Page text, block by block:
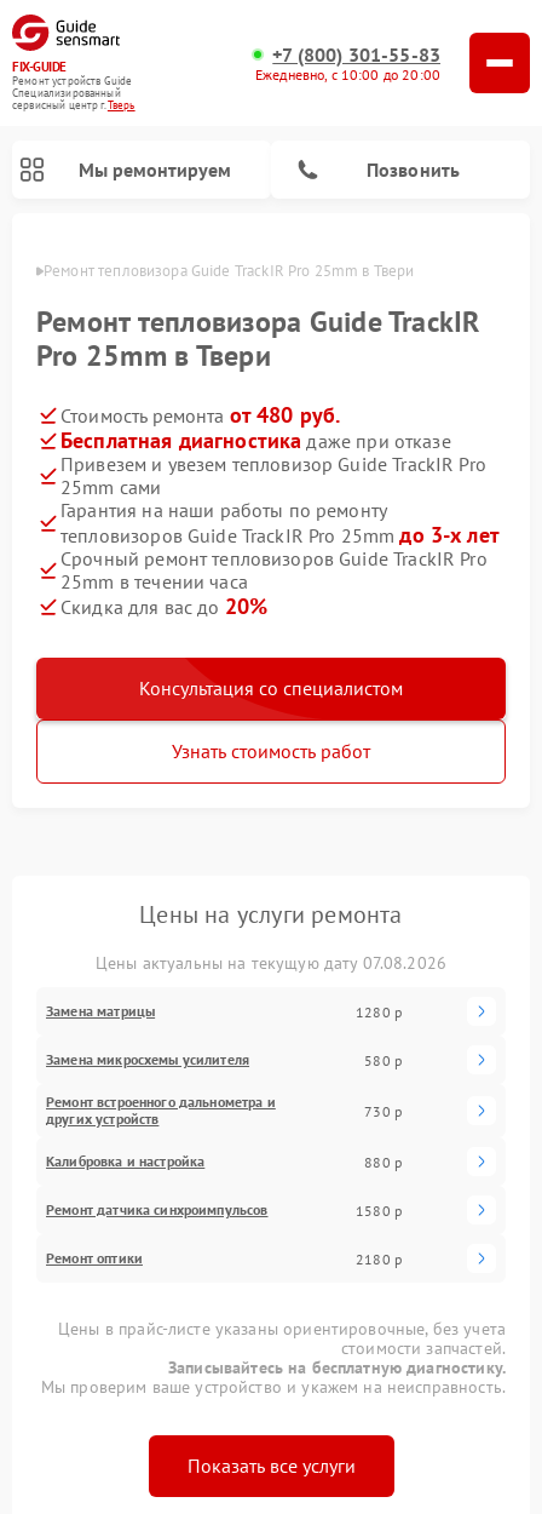
FIX-GUIDE
Ремонт устройств Guide
Специализированный
cервисный центр г.Тверь
+7 (800) 301-55-83
Ежедневно, с 10:00 до 20:00
Мы ремонтируем Позвонить
Ремонт тепловизора Guide TrackIR Pro 25mm в Твери
Ремонт тепловизора Guide TrackIR
Pro 25mm в Твери
Стоимость ремонта от 480 руб.
Бесплатная диагностика даже при отказе
Привезем и увезем тепловизор Guide TrackIR Pro
25mm сами
Гарантия на наши работы по ремонту
тепловизоров Guide TrackIR Pro 25mmдо 3-х лет
Срочный ремонт тепловизоров Guide TrackIR Pro
25mm в течении часа
Скидка для вас до 20%
Консультация со специалистом
Узнать стоимость работ
Цены на услуги ремонта
Цены актуальны на текущую дату 07.08.2026
Замена матрицы 1280 р
Замена микросхемы усилителя 580 р
Ремонт встроенного дальнометра и
других устройств
730 р
Калибровка и настройка 880 р
Ремонт датчика синхроимпульсов 1580 р
Ремонт оптики 2180 р
Цены в прайс-листе указаны ориентировочные, без учета
стоимости запчастей.
Записывайтесь на бесплатную диагностику.
Мы проверим ваше устройство и укажем на неисправность.
Показать все услуги